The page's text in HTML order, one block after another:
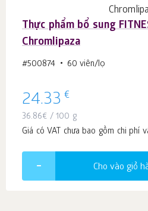
Thực phẩm bổ sung
Chromlipaza
#500874 60 viên/lọ
24.33 €
36.86€ / 100 g
Giá có VAT chưa bao gồm chi phí
Cho vào giỏ